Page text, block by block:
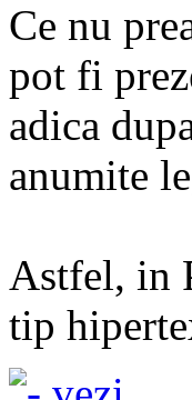
Ce nu
pot fi
adica
anumite
Astfel, in
tip